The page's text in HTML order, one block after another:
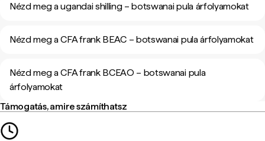
Nézd meg a ugandai shilling – botswanai pula árfolyamokat
Nézd meg a CFA frank BEAC – botswanai pula árfolyamokat
Nézd meg a CFA frank BCEAO – botswanai pula
árfolyamokat
Támogatás, amire számíthatsz